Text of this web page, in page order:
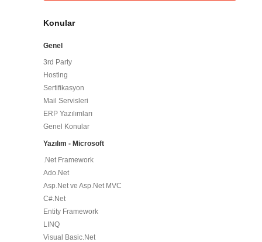
Konular
Genel
3rd Party
Hosting
Sertifikasyon
Mail Servisleri
ERP Yazılımları
Genel Konular
Yazılım - Microsoft
.Net Framework
Ado.Net
Asp.Net ve Asp.Net MVC
C#.Net
Entity Framework
LINQ
Visual Basic.Net